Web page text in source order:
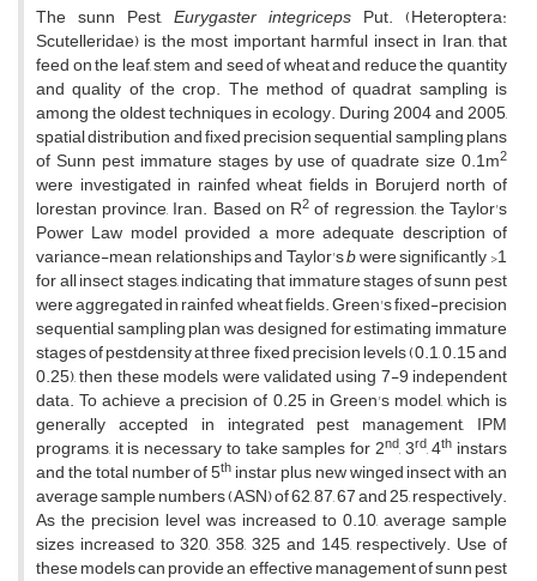
The sunn Pest, Eurygaster integriceps Put. (Heteroptera:
Scutelleridae) is the most important harmful insect in Iran, that
feed on the leaf, stem and seed of wheat and reduce the quantity
and quality of the crop. The method of quadrat sampling is
among the oldest techniques in ecology. During 2004 and 2005,
spatial distribution and fixed precision sequential sampling plans
of Sunn pest immature stages by use of quadrate size 0.1m2
were investigated in rainfed wheat fields in Borujerd north of
lorestan province, Iran. Based on R2 of regression, the Taylor's
Power Law model provided a more adequate description of
variance-mean relationships and Taylor'sbwere significantly >1
for all insect stages, indicating that immature stages of sunn pest
were aggregated in rainfed wheat fields. Green's fixed-precision
sequential sampling plan was designed for estimating immature
stages of pestdensity at three fixed precision levels (0.1, 0.15 and
0.25), then these models were validated using 7-9 independent
data. To achieve a precision of 0.25 in Green's model, which is
generally accepted in integrated pest management, IPM
programs, it is necessary to take samples for 2nd, 3rd, 4th instars
and the total number of 5th instar plus new winged insect with an
average sample numbers (ASN) of 62, 87, 67 and 25, respectively.
As the precision level was increased to 0.10, average sample
sizes increased to 320, 358, 325 and 145, respectively. Use of
these models can provide an effective management of sunn pest